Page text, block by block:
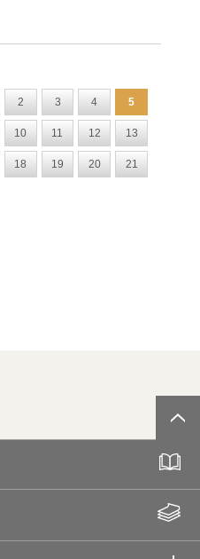
2 3 4 5
10 11 12 13
18 19 20 21